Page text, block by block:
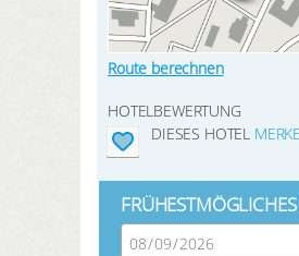
Route berechnen
HOTELBEWERTUNG
DIESES HOTEL